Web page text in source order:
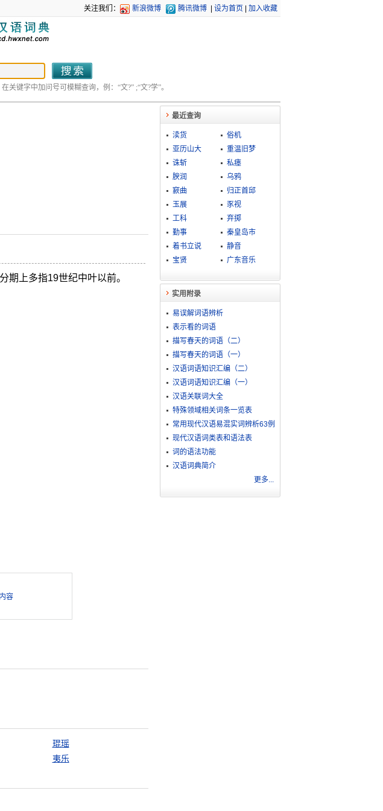
关注我们： 新浪微博 腾讯微博 设为首页 加入收藏
关键字中加问号可模糊查询，例：“文?” ;“文?学”。
期上多指19世纪中叶以前。
容
琨瑶
夷乐
最近查询
渎货
俗机
亚历山大
重温旧梦
诛斩
私瘗
腴润
乌鸦
窾曲
归正首邱
玉展
豕视
工科
弃掷
勤事
秦皇岛市
着书立说
静音
宝贤
广东音乐
实用附录
易误解词语辨析
表示看的词语
描写春天的词语（二）
描写春天的词语（一）
汉语词语知识汇编（二）
汉语词语知识汇编（一）
汉语关联词大全
特殊领域相关词条一览表
常用现代汉语易混实词辨析63例
现代汉语词类表和语法表
词的语法功能
汉语词典简介
更多...